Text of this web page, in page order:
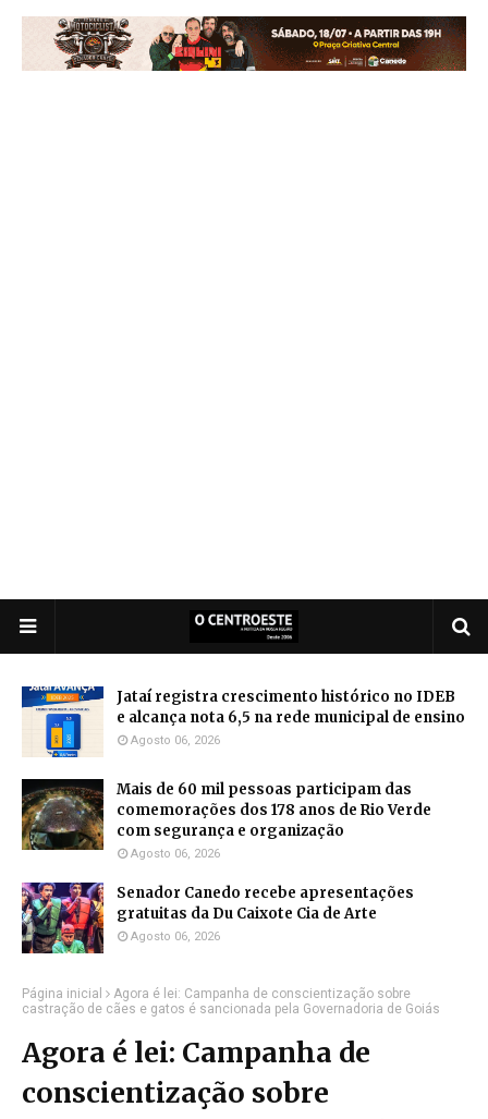
Jataí registra crescimento histórico no IDEB
e alcança nota 6,5 na rede municipal de ensino
Agosto 06, 2026
Mais de 60 mil pessoas participam das
comemorações dos 178 anos de Rio Verde
com segurança e organização
Agosto 06, 2026
Senador Canedo recebe apresentações
gratuitas da Du Caixote Cia de Arte
Agosto 06, 2026
Página inicial
Agora é lei: Campanha de conscientização sobre
castração de cães e gatos é sancionada pela Governadoria de Goiás
Agora é lei: Campanha de
conscientização sobre